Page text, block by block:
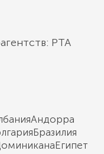
РТА
Андорра
Бразилия
Египет